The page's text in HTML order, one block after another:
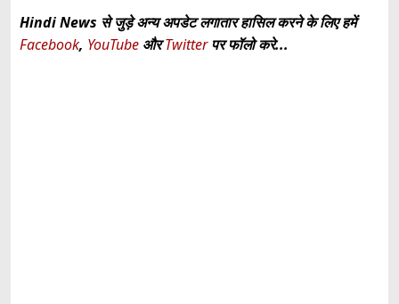
Hindi News से जुड़े अन्य अपडेट लगातार हासिल करने के लिए हमें
Facebook, YouTube औरTwitterपर फॉलो करे...